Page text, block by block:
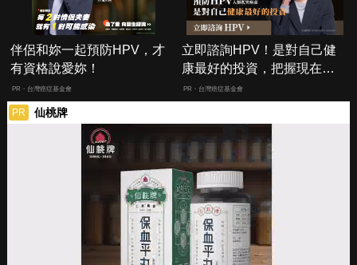
伴侶和妳一起預防HPV，才
有資格說愛妳！
PR・台灣癌症基金會
立即諮詢HPV！是對自己健
康最好的投資，把握現在不
嫌晚！
PR・台灣癌症基金會
PR 仙桃牌